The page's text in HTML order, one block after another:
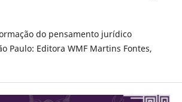
do pensamento jurídico
Paulo: Editora WMF Martins Fontes,